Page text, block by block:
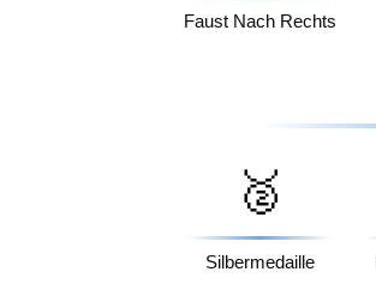
Faust Nach Rechts
🥈
Silbermedaille